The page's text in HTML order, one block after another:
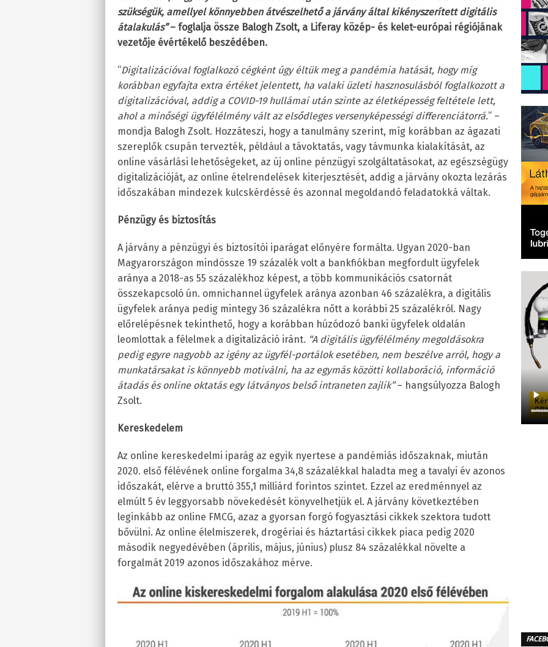
szükségük, amellyel könnyebben átvészelhető a járvány által kikényszerített digitális
átalakulás”– foglalja össze Balogh Zsolt, a Liferay közép- és kelet-európai régiójának
vezetője évértékelő beszédében.
“Digitalizációval foglalkozó cégként úgy éltük meg a pandémia hatását, hogy míg
korábban egyfajta extra értéket jelentett, ha valaki üzleti hasznosulásból foglalkozott a
digitalizációval, addig a COVID-19 hullámai után szinte az életképesség feltétele lett,
ahol a minőségi ügyfélélmény vált az elsődleges versenyképességi differenciátorrá.” –
mondja Balogh Zsolt. Hozzáteszi, hogy a tanulmány szerint, míg korábban az ágazati
szereplők csupán tervezték, például a távoktatás, vagy távmunka kialakítását, az
online vásárlási lehetőségeket, az új online pénzügyi szolgáltatásokat, az egészségügy
digitalizációját, az online ételrendelések kiterjesztését, addig a járvány okozta lezárás
időszakában mindezek kulcskérdéssé és azonnal megoldandó feladatokká váltak.
Pénzügy és biztosítás
A járvány a pénzügyi és biztosítói iparágat előnyére formálta. Ugyan 2020-ban
Magyarországon mindössze 19 százalék volt a bankfiókban megfordult ügyfelek
aránya a 2018-as 55 százalékhoz képest, a több kommunikációs csatornát
összekapcsoló ún. omnichannel ügyfelek aránya azonban 46 százalékra, a digitális
ügyfelek aránya pedig mintegy 36 százalékra nőtt a korábbi 25 százalékról. Nagy
előrelépésnek tekinthető, hogy a korábban húzódozó banki ügyfelek oldalán
leomlottak a félelmek a digitalizáció iránt. “A digitális ügyfélélmény megoldásokra
pedig egyre nagyobb az igény az ügyfél-portálok esetében, nem beszélve arról, hogy a
munkatársakat is könnyebb motiválni, ha az egymás közötti kollaboráció, információ
átadás és online oktatás egy látványos belső intraneten zajlik”– hangsúlyozza Balogh
Zsolt.
Kereskedelem
Az online kereskedelmi iparág az egyik nyertese a pandémiás időszaknak, miután
2020. első félévének online forgalma 34,8 százalékkal haladta meg a tavalyi év azonos
időszakát, elérve a bruttó 355,1 milliárd forintos szintet. Ezzel az eredménnyel az
elmúlt 5 év leggyorsabb növekedését könyvelhetjük el. A járvány következtében
leginkább az online FMCG, azaz a gyorsan forgó fogyasztási cikkek szektora tudott
bővülni. Az online élelmiszerek, drogériai és háztartási cikkek piaca pedig 2020
második negyedévében (április, május, június) plusz 84 százalékkal növelte a
forgalmát 2019 azonos időszakához mérve.